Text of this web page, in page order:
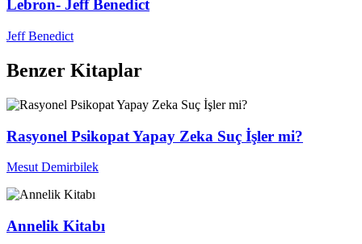
Lebron- Jeff Benedict
Jeff Benedict
Benzer Kitaplar
Rasyonel Psikopat Yapay Zeka Suç İşler mi?
Mesut Demirbilek
Annelik Kitabı